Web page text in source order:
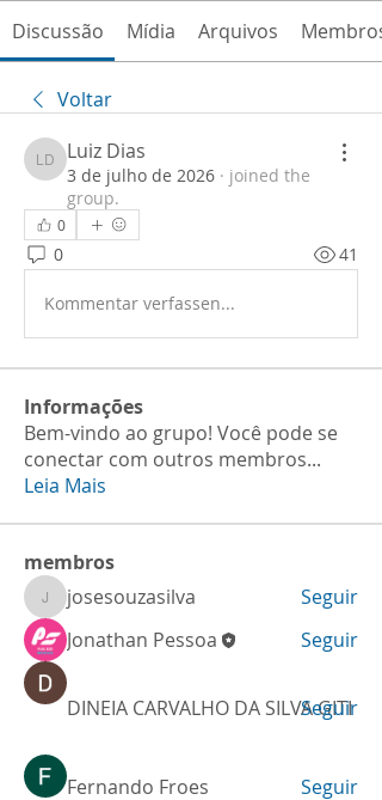
Discussão Mídia Arquivos Membros
Voltar
Luiz Dias
Luiz Dias
3 de julho de 2026 · joined the
group.
0
0 41
Kommentar verfassen...
Informações
Bem-vindo ao grupo! Você pode se
conectar com outros membros...
Leia Mais
membros
josesouzasilva
josesouzasilva
Seguir
Jonathan Pessoa
Seguir
DINEIA CARVALHO DA SILVA GITI
Seguir
Fernando Froes Seguir